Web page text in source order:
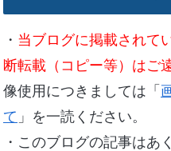
・ 当ブログに掲載されて
断転載（コピー等）はご
像使用につきましては「
て 」を一読ください。
・このブログの記事はあ